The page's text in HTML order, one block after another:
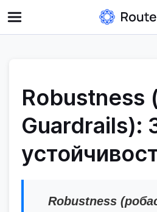
Robustness
Guardrails):
Robustness